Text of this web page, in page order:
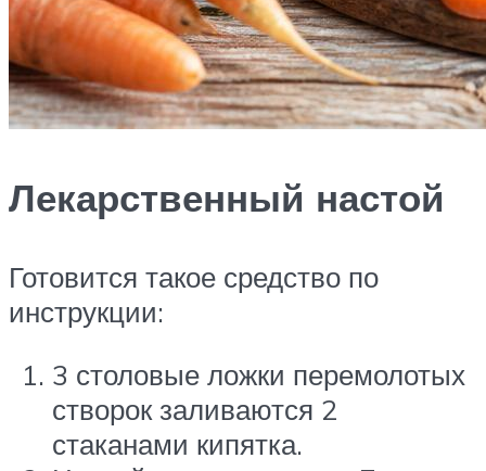
Лекарственный настой
Готовится такое средство по
инструкции:
3 столовые ложки перемолотых
створок заливаются 2
стаканами кипятка.